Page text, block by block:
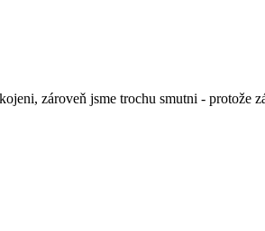
zároveň jsme trochu smutni - protože